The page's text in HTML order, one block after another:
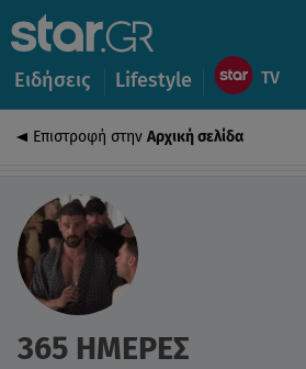
Ειδήσεις Lifestyle
Επιστροφή στην Αρχική σελίδα
365 ΗΜΕΡΕΣ